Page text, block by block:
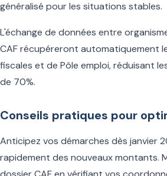
généralisé pour les situations stables.
L'échange de données entre
CAF récupéreront automatiquement
fiscales et de Pôle emploi, réduisant
de 70%.
Conseils pratiques pour
Anticipez vos démarches dès janvier
rapidement des nouveaux montants.